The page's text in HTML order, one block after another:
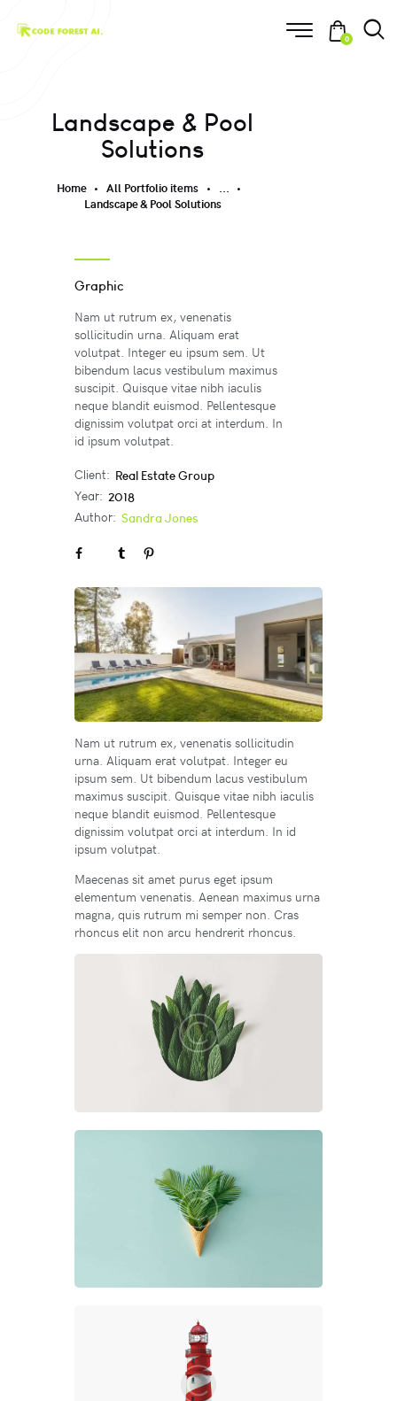
0
Landscape & Pool
Solutions
Home All Portfolio items
...
Landscape & Pool Solutions
Graphic
Nam ut rutrum ex, venenatis
sollicitudin urna. Aliquam erat
volutpat. Integer eu ipsum sem. Ut
bibendum lacus vestibulum maximus
suscipit. Quisque vitae nibh iaculis
neque blandit euismod. Pellentesque
dignissim volutpat orci at interdum. In
id ipsum volutpat.
Client: Real Estate Group
Year: 2018
Author: Sandra Jones
Nam ut rutrum ex, venenatis sollicitudin
urna. Aliquam erat volutpat. Integer eu
ipsum sem. Ut bibendum lacus vestibulum
maximus suscipit. Quisque vitae nibh iaculis
neque blandit euismod. Pellentesque
dignissim volutpat orci at interdum. In id
ipsum volutpat.
Maecenas sit amet purus eget ipsum
elementum venenatis. Aenean maximus urna
magna, quis rutrum mi semper non. Cras
rhoncus elit non arcu hendrerit rhoncus.